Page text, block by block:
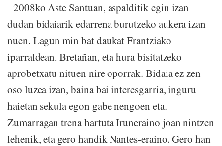
2008ko Aste Santuan, aspalditik egin izan
dudan bidaiarik edarrena burutzeko aukera izan
nuen. Lagun min bat daukat Frantziako
iparraldean, Bretañan, eta hura bisitatzeko
aprobetxatu nituen nire oporrak. Bidaia ez zen
oso luzea izan, baina bai interesgarria, inguru
haietan sekula egon gabe nengoen eta.
Zumarragan trena hartuta Iruneraino joan nintzen
lehenik, eta gero handik Nantes-eraino. Gero han